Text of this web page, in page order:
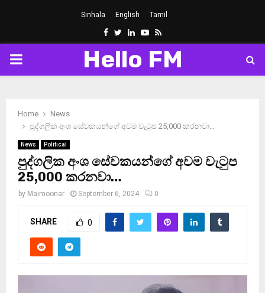
Sinhala English Tamil
Facebook
Twitter
LinkedinYoutube
Rss
PRIMARY
Hello FM
Home
News
පුද්ගලික අංශ සේවකයන්ගේ අවම වැටුප 25,000 කරනවා…
News Political
පුද්ගලික අංශ සේවකයන්ගේ අවම වැටුප
25,000 කරනවා…
by Maimoonar September 6, 2024 0
SHARE 0